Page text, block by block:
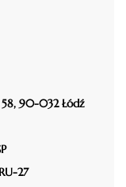
90-032 Łódź
27